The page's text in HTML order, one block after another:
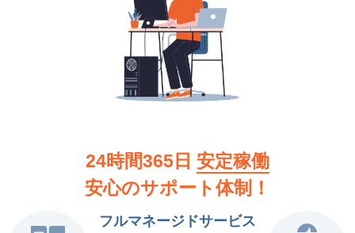
24時間365日 安定稼働
安心のサポート体制！
フルマネージドサービス